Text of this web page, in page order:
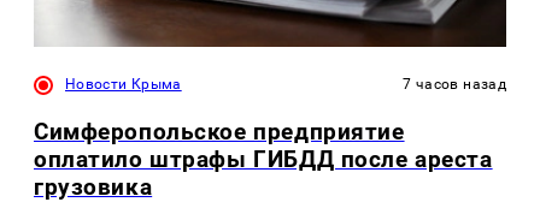
Новости Крыма 7 часов назад
Симферопольское предприятие
оплатило штрафы ГИБДД после ареста
грузовика